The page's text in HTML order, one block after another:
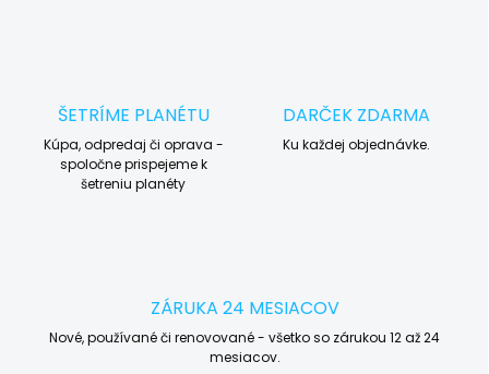
ŠETRÍME PLANÉTU
Kúpa, odpredaj či oprava -
spoločne prispejeme k
šetreniu planéty
DARČEK ZDARMA
Ku každej objednávke.
ZÁRUKA 24 MESIACOV
Nové, používané či renovované - všetko so zárukou 12 až 24
mesiacov.